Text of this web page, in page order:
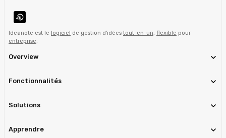
Ideanote est le logiciel de gestion d'idéestout-en-un, flexible pour
entreprise.
Overview
Fonctionnalités
Solutions
Apprendre